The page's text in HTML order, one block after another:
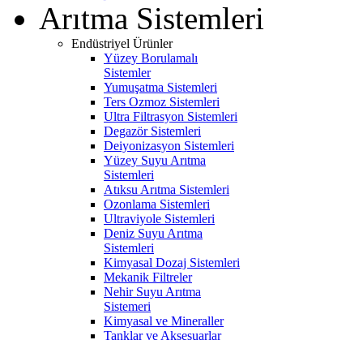
Arıtma Sistemleri
Endüstriyel Ürünler
Yüzey Borulamalı
Sistemler
Yumuşatma Sistemleri
Ters Ozmoz Sistemleri
Ultra Filtrasyon Sistemleri
Degazör Sistemleri
Deiyonizasyon Sistemleri
Yüzey Suyu Arıtma
Sistemleri
Atıksu Arıtma Sistemleri
Ozonlama Sistemleri
Ultraviyole Sistemleri
Deniz Suyu Arıtma
Sistemleri
Kimyasal Dozaj Sistemleri
Mekanik Filtreler
Nehir Suyu Arıtma
Sistemeri
Kimyasal ve Mineraller
Tanklar ve Aksesuarlar